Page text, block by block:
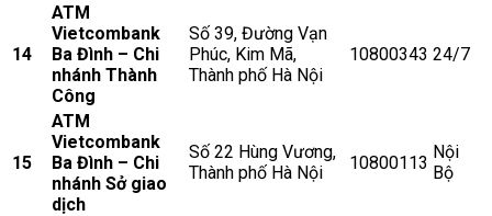
14
ATM
Vietcombank
Ba Đình – Chi
nhánh Thành
Công
Số 39, Đường Vạn
Phúc, Kim Mã,
Thành phố Hà Nội
10800343 24/7
15
ATM
Vietcombank
Ba Đình – Chi
nhánh Sở giao
dịch
Số 22 Hùng Vương,
Thành phố Hà Nội
10800113
Nội
Bộ